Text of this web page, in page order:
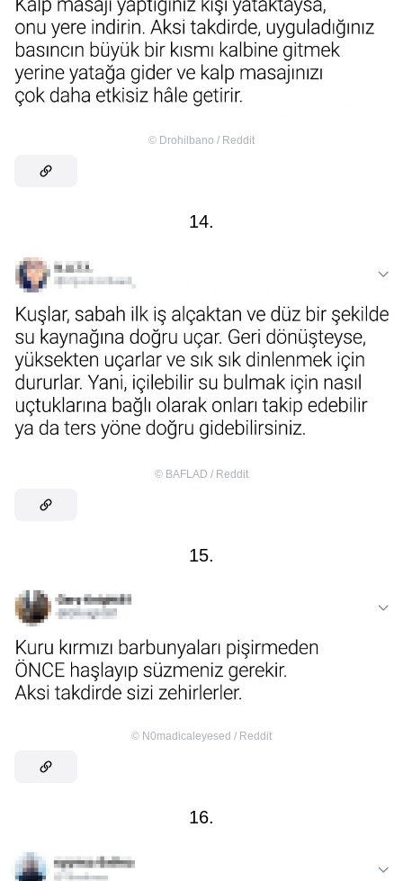
© Drohilbano / Reddit
14.
© BAFLAD / Reddit
15.
© N0madicaleyesed / Reddit
16.